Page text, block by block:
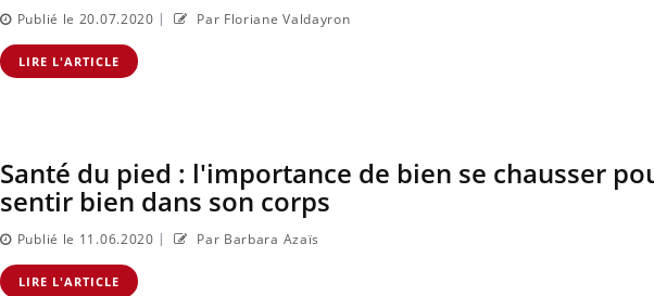
Publié le 20.07.2020 | Par Floriane Valdayron
LIRE L'ARTICLE
Santé du pied : l'importance de bien se chausser
sentir bien dans son corps
Publié le 11.06.2020 | Par Barbara Azaïs
LIRE L'ARTICLE